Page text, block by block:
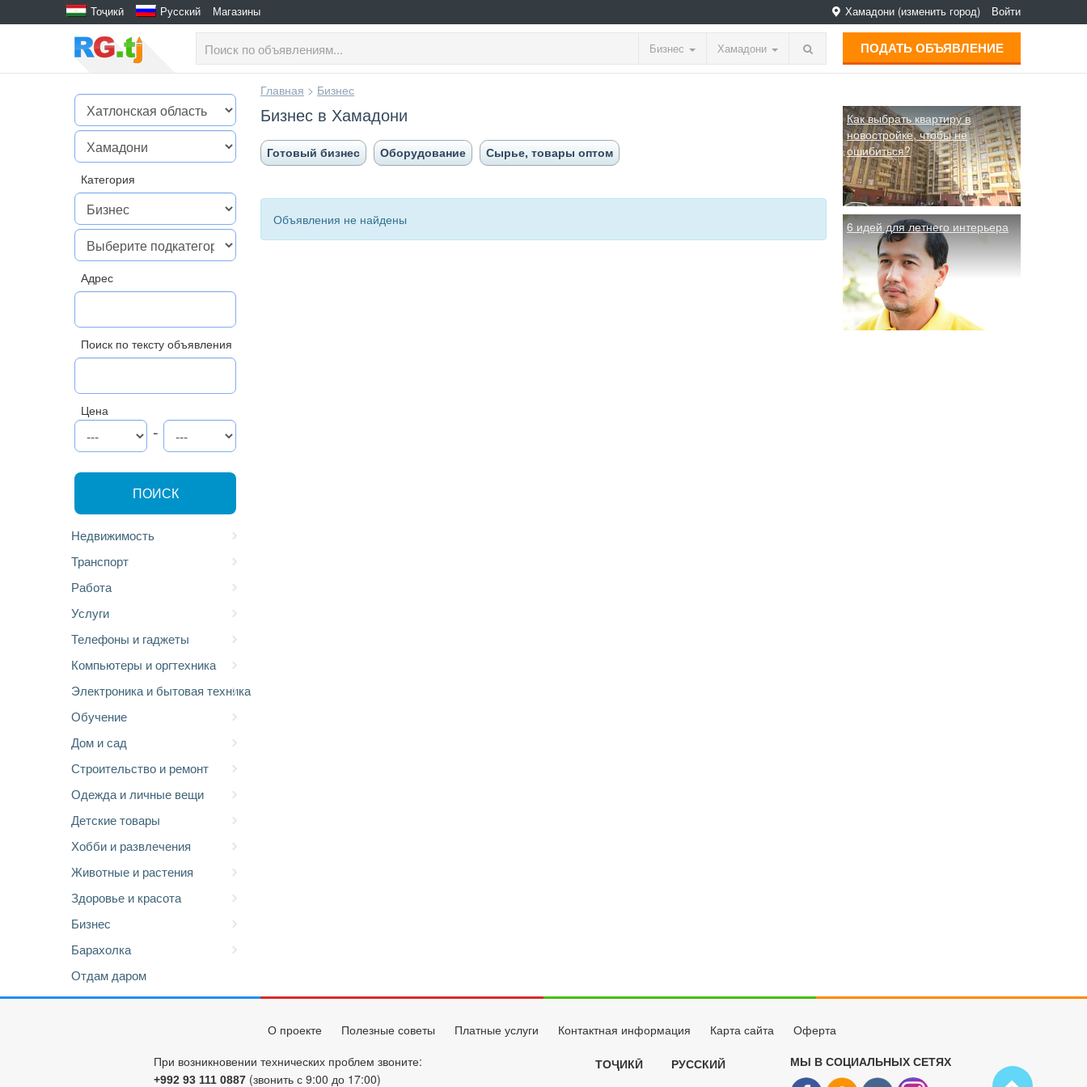
Тоҷикӣ Русский Магазины Хамадони (изменить город) Войти
Бизнес Хамадони ПОДАТЬ ОБЪЯВЛЕНИЕ
Категория
Адрес
Поиск по тексту объявления
Цена
-
ПОИСК
Недвижимость
Транспорт
Работа
Услуги
Телефоны и гаджеты
Компьютеры и оргтехника
Электроника и бытовая техника
Обучение
Дом и сад
Строительство и ремонт
Одежда и личные вещи
Детские товары
Хобби и развлечения
Животные и растения
Здоровье и красота
Бизнес
Барахолка
Отдам даром
Главная > Бизнес
Бизнес в Хамадони
Готовый бизнес Оборудование Сырье, товары оптом
Объявления не найдены
Как выбрать квартиру в
новостройке, чтобы не
ошибиться?
6 идей для летнего интерьера
О проекте Полезные советы Платные услуги Контактная информация Карта сайта Оферта
При возникновении технических проблем звоните:
+992 93 111 0887 (звонить с 9:00 до 17:00)
ТОҶИКӢ РУССКИЙ МЫ В СОЦИАЛЬНЫХ СЕТЯХ